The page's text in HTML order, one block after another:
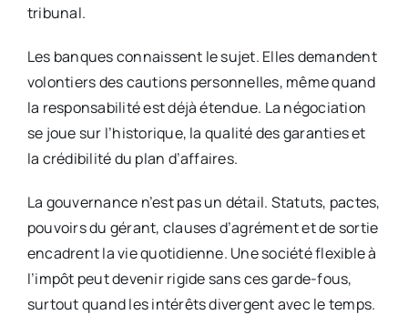
tribunal.
Les banques connaissent le sujet. Elles demandent
volontiers des cautions personnelles, même quand
la responsabilité est déjà étendue. La négociation
se joue sur l’historique, la qualité des garanties et
la crédibilité du plan d’affaires.
La gouvernance n’est pas un détail. Statuts, pactes,
pouvoirs du gérant, clauses d’agrément et de sortie
encadrent la vie quotidienne. Une société flexible à
l’impôt peut devenir rigide sans ces garde-fous,
surtout quand les intérêts divergent avec le temps.